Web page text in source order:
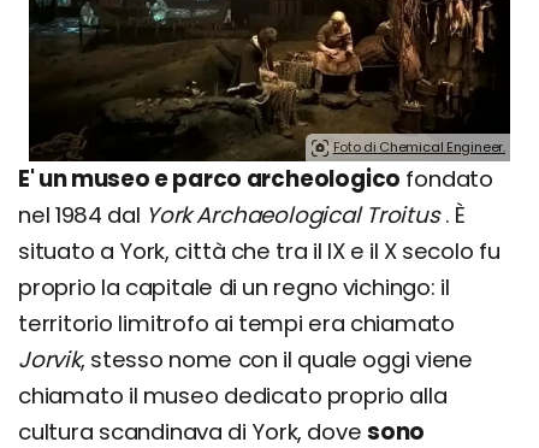
Foto di Chemical Engineer.
E' un museo e parco archeologico fondato
nel 1984 dal York Archaeological Troitus. È
situato a York, città che tra il IX e il X secolo fu
proprio la capitale di un regno vichingo: il
territorio limitrofo ai tempi era chiamato
Jorvik, stesso nome con il quale oggi viene
chiamato il museo dedicato proprio alla
cultura scandinava di York, dove sono